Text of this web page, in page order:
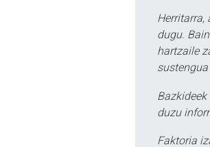
Herritarra,
dugu.
hartzaile
duzu
Faktoria